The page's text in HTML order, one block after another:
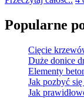
Popularne
Cięcie
Duże donice
Elementy
Jak pozbyć
Jak